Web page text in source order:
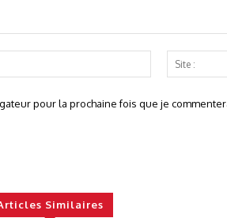
Email
:*
pour la prochaine fois que je
Similaires